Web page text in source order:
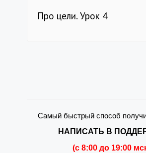
Про цели. Урок 4
Самый быстрый способ
НАПИСАТЬ В
(c 8:00 до 19:00